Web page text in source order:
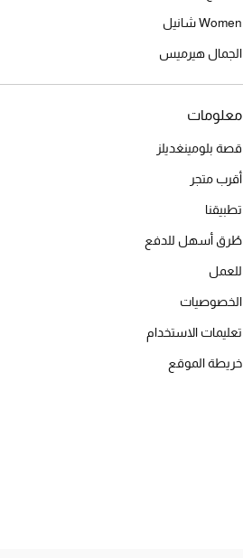
Women شانيل
الجمال هيرميس
معلومات
قصة بلومينغديلز
أقرب متجر
تطبيقنا
طُرق أسهل للدفع
للعمل
الخصوصيات
تعليمات الاستخدام
خريطة الموقع